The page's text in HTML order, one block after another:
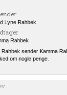
Lyne Rahbek
Rahbek
Rahbek sender Kamma
om nogle penge.